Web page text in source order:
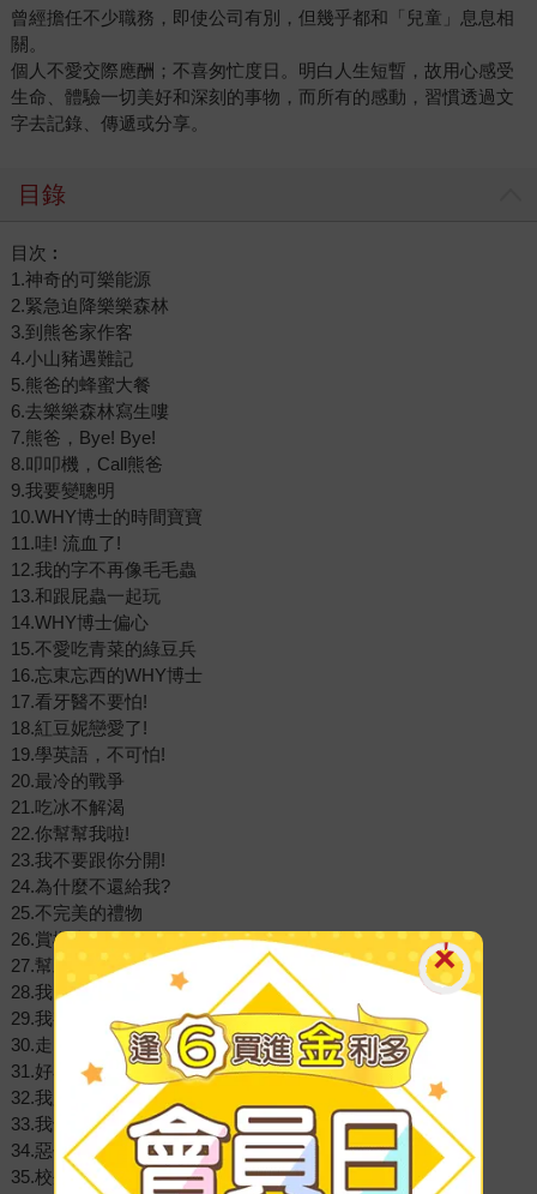
曾經擔任不少職務，即使公司有別，但幾乎都和「兒童」息息相
關。
個人不愛交際應酬；不喜匆忙度日。明白人生短暫，故用心感受
生命、體驗一切美好和深刻的事物，而所有的感動，習慣透過文
字去記錄、傳遞或分享。
目錄
目次︰
1.神奇的可樂能源
2.緊急迫降樂樂森林
3.到熊爸家作客
4.小山豬遇難記
5.熊爸的蜂蜜大餐
6.去樂樂森林寫生嘍
7.熊爸，Bye! Bye!
8.叩叩機，Call熊爸
9.我要變聰明
10.WHY博士的時間寶寶
11.哇! 流血了!
12.我的字不再像毛毛蟲
13.和跟屁蟲一起玩
14.WHY博士偏心
15.不愛吃青菜的綠豆兵
16.忘東忘西的WHY博士
17.看牙醫不要怕!
18.紅豆妮戀愛了!
19.學英語，不可怕!
20.最冷的戰爭
21.吃冰不解渴
22.你幫幫我啦!
23.我不要跟你分開!
24.為什麼不還給我?
25.不完美的禮物
26.賞櫻去
27.幫助別人真快樂
28.我的獎品呢?
29.我有功夫喔!
30.走，到野外去!
31.好看不好用的鞋
32.我肚子好痛!
33.我也是耶誕老公公
34.惡作劇和善作劇
35.校外教學，安啦!